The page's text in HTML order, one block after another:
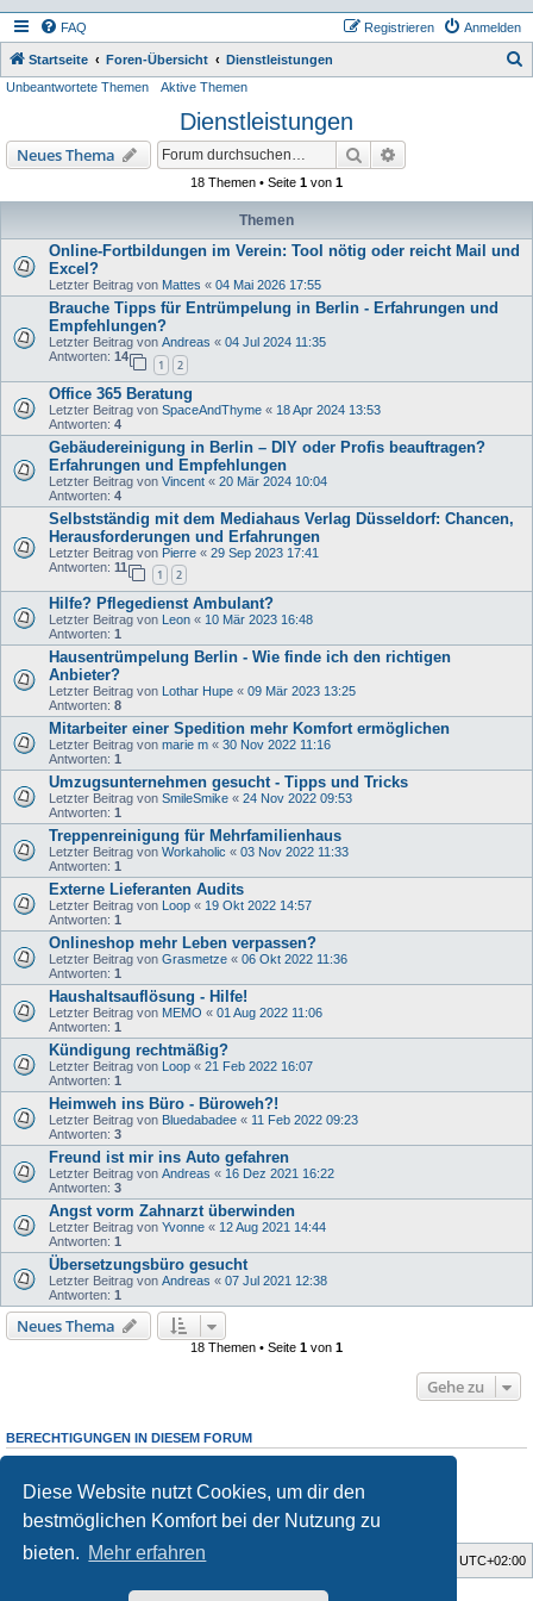
Diese Website nutzt Cookies, um dir den
bestmöglichen Komfort bei der Nutzung zu
bieten. Mehr erfahren
FAQ Anmelden
Registrieren
Startseite Foren-Übersicht Dienstleistungen
Unbeantwortete Themen Aktive Themen
Dienstleistungen
Neues Thema Suche
18 Themen • Seite 1 von 1
Themen
Online-Fortbildungen im Verein: Tool nötig oder reicht Mail und
Excel?
Letzter Beitrag von Mattes « 04 Mai 2026 17:55
Brauche Tipps für Entrümpelung in Berlin - Erfahrungen und
Empfehlungen?
Letzter Beitrag von Andreas « 04 Jul 2024 11:35
Antworten: 14
1 2
Office 365 Beratung
Letzter Beitrag von SpaceAndThyme « 18 Apr 2024 13:53
Antworten: 4
Gebäudereinigung in Berlin – DIY oder Profis beauftragen?
Erfahrungen und Empfehlungen
Letzter Beitrag von Vincent « 20 Mär 2024 10:04
Antworten: 4
Selbstständig mit dem Mediahaus Verlag Düsseldorf: Chancen,
Herausforderungen und Erfahrungen
Letzter Beitrag von Pierre « 29 Sep 2023 17:41
Antworten: 11
1 2
Hilfe? Pflegedienst Ambulant?
Letzter Beitrag von Leon « 10 Mär 2023 16:48
Antworten: 1
Hausentrümpelung Berlin - Wie finde ich den richtigen
Anbieter?
Letzter Beitrag von Lothar Hupe « 09 Mär 2023 13:25
Antworten: 8
Mitarbeiter einer Spedition mehr Komfort ermöglichen
Letzter Beitrag von marie m « 30 Nov 2022 11:16
Antworten: 1
Umzugsunternehmen gesucht - Tipps und Tricks
Letzter Beitrag von SmileSmike « 24 Nov 2022 09:53
Antworten: 1
Treppenreinigung für Mehrfamilienhaus
Letzter Beitrag von Workaholic « 03 Nov 2022 11:33
Antworten: 1
Externe Lieferanten Audits
Letzter Beitrag von Loop « 19 Okt 2022 14:57
Antworten: 1
Onlineshop mehr Leben verpassen?
Letzter Beitrag von Grasmetze « 06 Okt 2022 11:36
Antworten: 1
Haushaltsauflösung - Hilfe!
Letzter Beitrag von MEMO « 01 Aug 2022 11:06
Antworten: 1
Kündigung rechtmäßig?
Letzter Beitrag von Loop « 21 Feb 2022 16:07
Antworten: 1
Heimweh ins Büro - Büroweh?!
Letzter Beitrag von Bluedabadee « 11 Feb 2022 09:23
Antworten: 3
Freund ist mir ins Auto gefahren
Letzter Beitrag von Andreas « 16 Dez 2021 16:22
Antworten: 3
Angst vorm Zahnarzt überwinden
Letzter Beitrag von Yvonne « 12 Aug 2021 14:44
Antworten: 1
Übersetzungsbüro gesucht
Letzter Beitrag von Andreas « 07 Jul 2021 12:38
Antworten: 1
Neues Thema
18 Themen • Seite 1 von 1
Gehe zu
BERECHTIGUNGEN IN DIESEM FORUM
Du darfst deine Beiträge in diesem Forumnichtändern.
Du darfst deine Beiträge in diesem Forum
nicht
löschen.
Du darfst keineDateianhänge in diesem Forum erstellen.
Startseite Foren-Übersicht UTC+02:00
Zuma Portal